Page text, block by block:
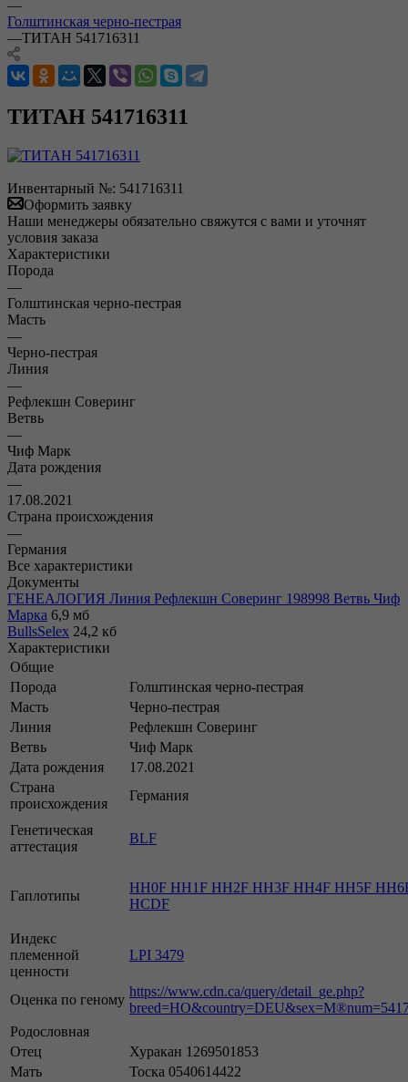
—
Голштинская черно-пестрая
—ТИТАН 541716311
ТИТАН 541716311
Инвентарный №: 541716311
Оформить заявку
Наши менеджеры обязательно свяжутся с вами и уточнят
условия заказа
Характеристики
Порода
—
Голштинская черно-пестрая
Масть
—
Черно-пестрая
Линия
—
Рефлекшн Соверинг
Ветвь
—
Чиф Марк
Дата рождения
—
17.08.2021
Страна происхождения
—
Германия
Все характеристики
Документы
ГЕНЕАЛОГИЯ Линия Рефлекшн Соверинг 198998 Ветвь Чиф
Марка 6,9 мб
BullsSelex 24,2 кб
Характеристики
Общие
Порода
Голштинская черно-пестрая
Масть
Черно-пестрая
Линия
Рефлекшн Соверинг
Ветвь
Чиф Марк
Дата рождения
17.08.2021
Страна
происхождения
Германия
Генетическая
аттестация
BLF
Гаплотипы
HH0F HH1F HH2F HH3F HH4F HH5F
HCDF
Индекс
племенной
ценности
LPI 3479
Оценка по геному
https://www.cdn.ca/query/detail_ge.php?
Родословная
Отец
Хуракан 1269501853
Мать
Тоска 0540614422